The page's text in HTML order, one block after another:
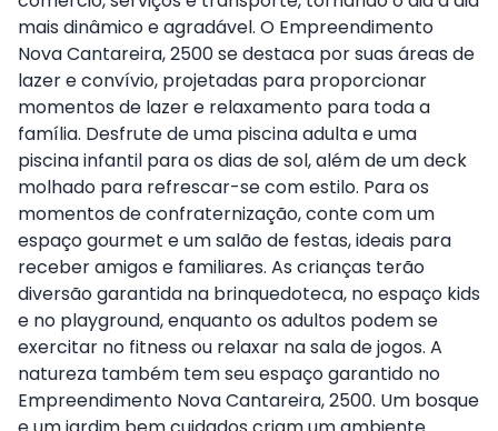
mais dinâmico e agradável. O Empreendimento
Nova Cantareira, 2500 se destaca por suas áreas de
lazer e convívio, projetadas para proporcionar
momentos de lazer e relaxamento para toda a
família. Desfrute de uma piscina adulta e uma
piscina infantil para os dias de sol, além de um deck
molhado para refrescar-se com estilo. Para os
momentos de confraternização, conte com um
espaço gourmet e um salão de festas, ideais para
receber amigos e familiares. As crianças terão
diversão garantida na brinquedoteca, no espaço kids
e no playground, enquanto os adultos podem se
exercitar no fitness ou relaxar na sala de jogos. A
natureza também tem seu espaço garantido no
Empreendimento Nova Cantareira, 2500. Um bosque